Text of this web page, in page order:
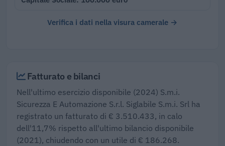
Verifica i dati nella visura camerale →
Fatturato e bilanci
Nell'ultimo esercizio disponibile (2024) S.m.i.
Sicurezza E Automazione S.r.l. Siglabile S.m.i. Srl ha
registrato un fatturato di € 3.510.433, in calo
dell'11,7% rispetto all'ultimo bilancio disponibile
(2021), chiudendo con un utile di € 186.268.